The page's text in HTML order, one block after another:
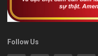
Follow Us